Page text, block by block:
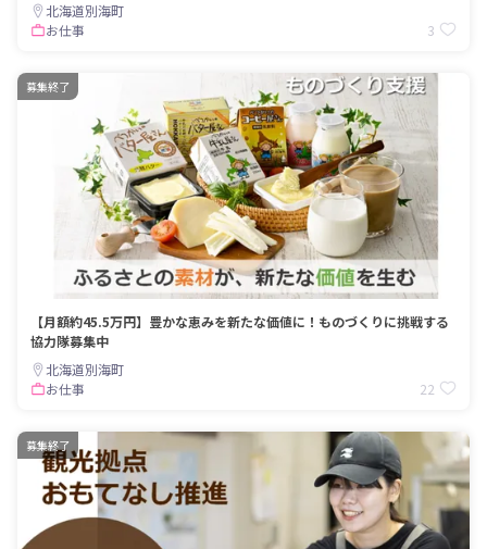
北海道別海町
お仕事
3
募集終了
【月額約45.5万円】豊かな恵みを新たな価値に！ものづくりに挑戦する
協力隊募集中
北海道別海町
お仕事
22
募集終了